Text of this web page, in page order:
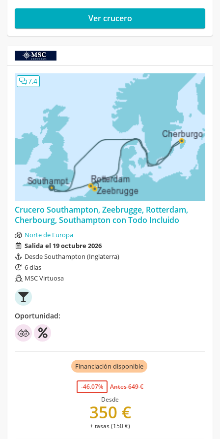
Ver crucero
7,4
Crucero Southampton, Zeebrugge, Rotterdam,
Cherbourg, Southampton con Todo Incluido
Norte de Europa
Salida el 19 octubre 2026
Desde Southampton (Inglaterra)
6 días
MSC Virtuosa
Oportunidad:
Financiación disponible
-46.07%
Antes 649 €
Desde
350 €
+ tasas (150 €)